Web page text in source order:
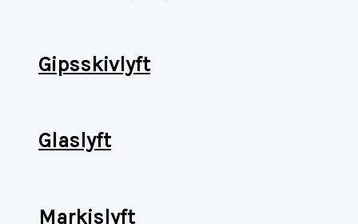
Gipsskivlyft
Glaslyft
Markislyft